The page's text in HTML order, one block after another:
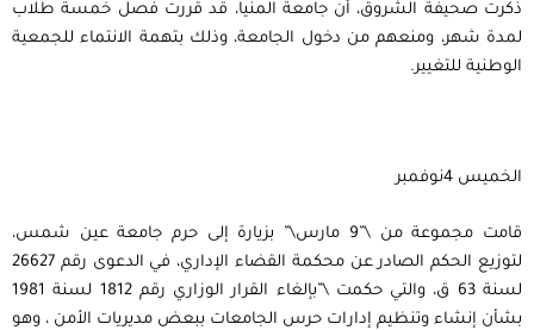
ذكرت صحيفة الشروق، أن جامعة المنيا، قد قررت فصل خمسة طلاب
لمدة شهر، ومنعهم من دخول الجامعة، وذلك بتهمة الانتماء للجمعية
الوطنية للتغيير.
الخميس 4نوفمبر
قامت مجموعة من \”9 مارس\” بزيارة إلى حرم جامعة عين شمس،
لتوزيع الحكم الصادر عن محكمة القضاء الإداري، في الدعوى رقم 26627
لسنة 63 ق، والتي حكمت \”بإلغاء القرار الوزاري رقم 1812 لسنة 1981
بشأن إنشاء وتنظيم إدارات حرس الجامعات ببعض مديريات الأمن ، وهو